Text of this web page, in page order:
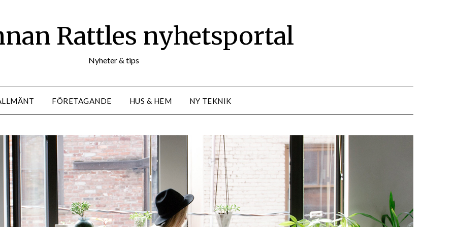
Rattles nyhetsportal
Nyheter & tips
FÖRETAGANDE HUS & HEM NY TEKNIK